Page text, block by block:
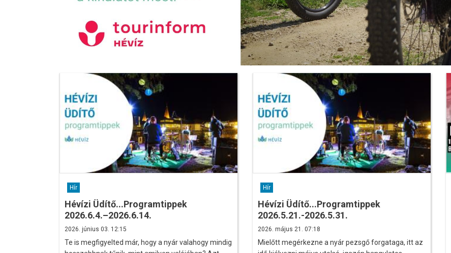
Hír
Hévízi Üdítő...Programtippek
2026.6.4.–2026.6.14.
2026. június 03. 12:15
Te is megfigyelted már, hogy a nyár valahogy mindig
Hír
Hévízi Üdítő...Programtippek
2026.5.21.-2026.5.31.
2026. május 21. 07:18
Mielőtt megérkezne a nyár pezsgő forgataga, itt az